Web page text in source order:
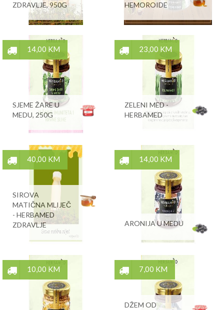
ZDRAVLJE, 950G
HEMOROIDE
14,00 KM
SJEME ŽARE U
MEDU, 250G
23,00 KM
ZELENI MED -
HERBAMED
40,00 KM
SIROVA
MATIČNA MLIJEČ
- HERBAMED
ZDRAVLJE
14,00 KM
ARONIJA U MEDU
10,00 KM 7,00 KM
DŽEM OD